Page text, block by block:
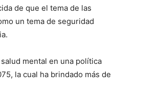
de que el tema de las
un tema de seguridad
mental en una política
la cual ha brindado más de